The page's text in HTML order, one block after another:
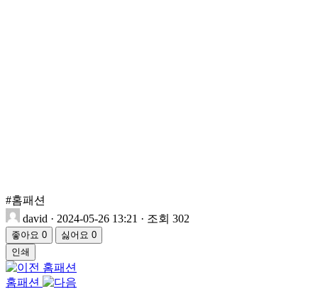
#홈패션
david · 2024-05-26 13:21 · 조회 302
좋아요 0 싫어요 0
인쇄
홈패션
홈패션